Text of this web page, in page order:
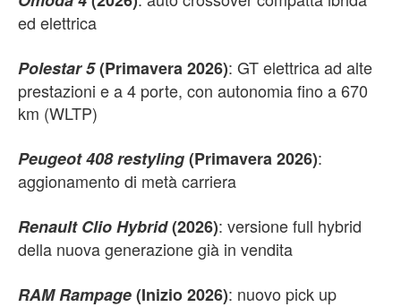
ed elettrica
Polestar 5(Primavera 2026): GT elettrica ad alte
prestazioni e a 4 porte, con autonomia fino a 670
km (WLTP)
Peugeot 408 restyling(Primavera 2026):
aggionamento di metà carriera
Renault Clio Hybrid(2026): versione full hybrid
della nuova generazione già in vendita
RAM Rampage(Inizio 2026): nuovo pick up